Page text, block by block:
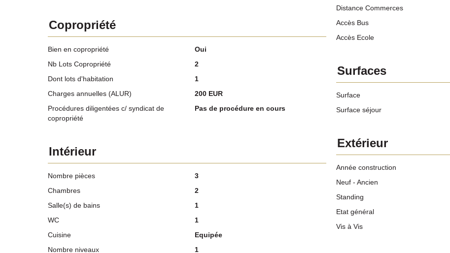
Distance Commerces
Accès Bus
Accès Ecole
Copropriété
Bien en copropriété
Oui
Nb Lots Copropriété
2
Dont lots d'habitation
1
Charges annuelles (ALUR)
200 EUR
Procédures diligentées c/ syndicat de
copropriété
Pas de procédure en cours
Surfaces
Surface
Surface séjour
Extérieur
Année construction
Neuf - Ancien
Standing
Etat général
Vis à Vis
Intérieur
Nombre pièces
3
Chambres
2
Salle(s) de bains
1
WC
1
Cuisine
Equipée
Nombre niveaux
1